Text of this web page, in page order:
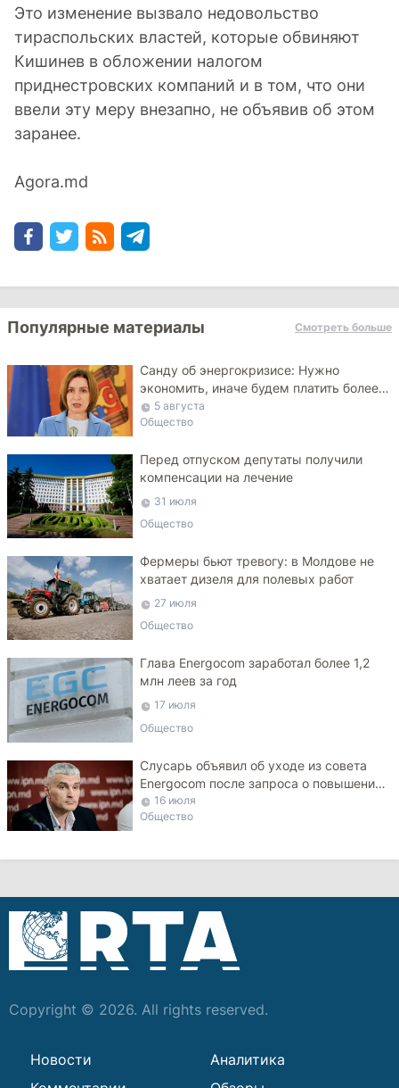
Это изменение вызвало недовольство
тираспольских властей, которые обвиняют
Кишинев в обложении налогом
приднестровских компаний и в том, что они
ввели эту меру внезапно, не объявив об этом
заранее.
Agora.md
Популярные материалы Смотреть больше
Санду об энергокризисе: Нужно
экономить, иначе будем платить более
высокие тарифы
5 августа
Общество
Перед отпуском депутаты получили
компенсации на лечение
31 июля
Общество
Фермеры бьют тревогу: в Молдове не
хватает дизеля для полевых работ
27 июля
Общество
Глава Energocom заработал более 1,2
млн леев за год
17 июля
Общество
Слусарь объявил об уходе из совета
Energocom после запроса о повышении
тарифа на газ
16 июля
Общество
Copyright © 2026. All rights reserved.
Новости
Аналитика